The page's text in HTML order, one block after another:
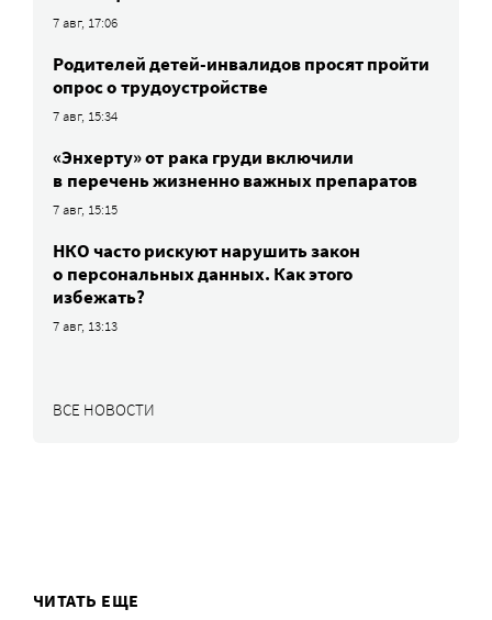
7 авг, 17:06
Родителей детей-инвалидов просят пройти
опрос о трудоустройстве
7 авг, 15:34
«Энхерту» от рака груди включили
в перечень жизненно важных препаратов
7 авг, 15:15
НКО часто рискуют нарушить закон
о персональных данных. Как этого
избежать?
7 авг, 13:13
ВСЕ НОВОСТИ
ЧИТАТЬ ЕЩЕ